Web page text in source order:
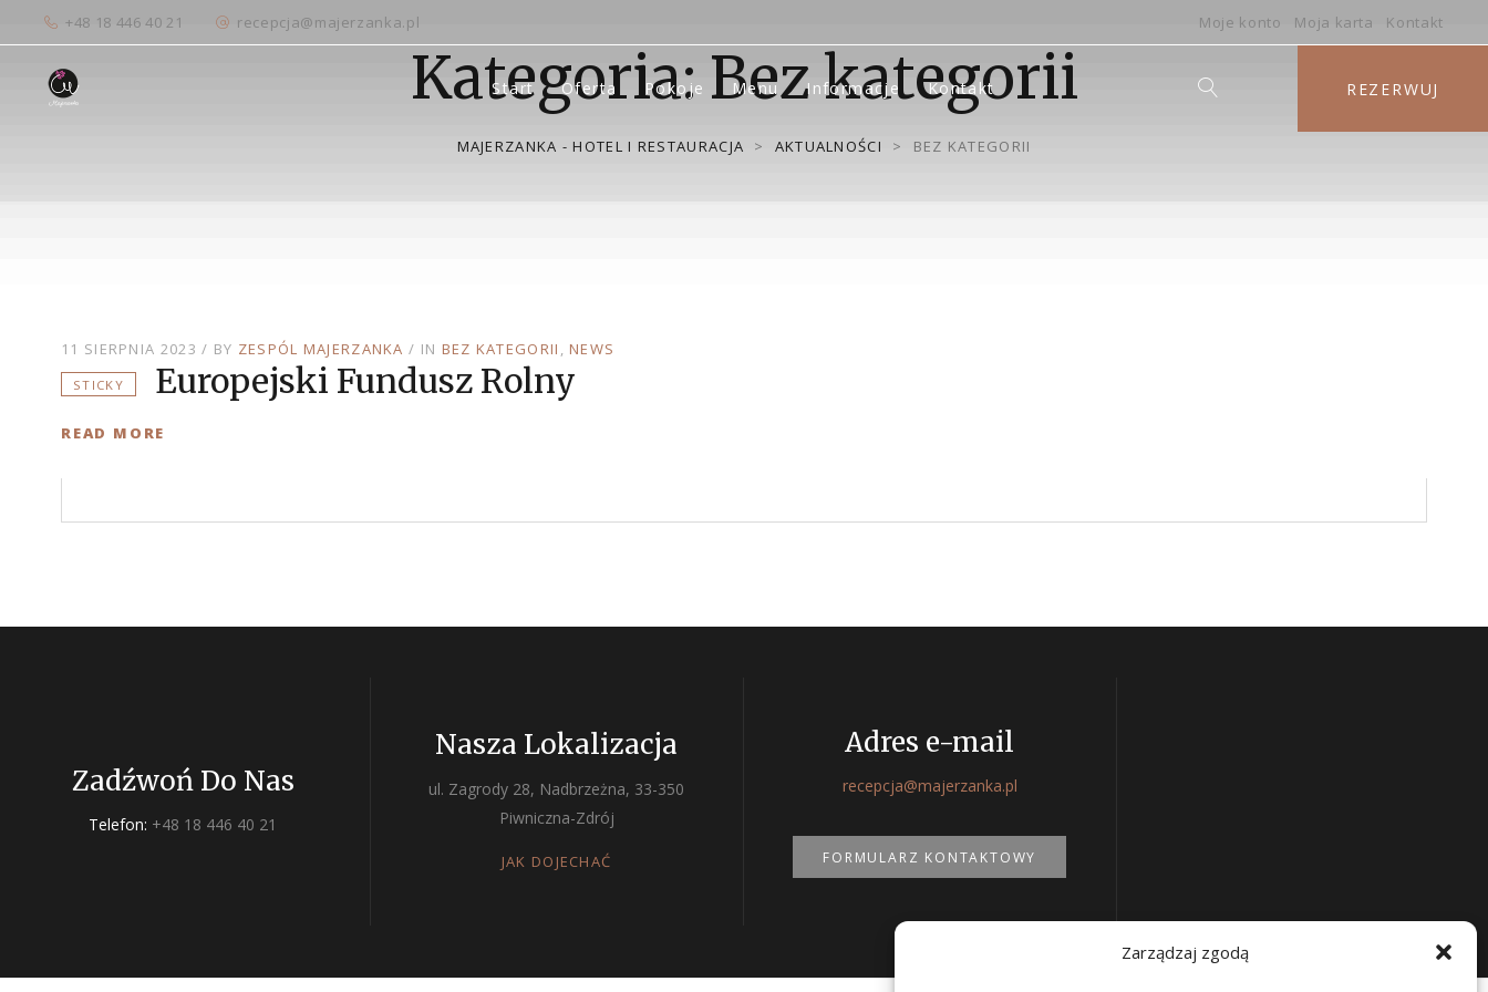
Zarządzaj zgodą
+48 18 446 40 21 recepcja@majerzanka.pl Moje konto Moja karta Kontakt
Start Oferta Pokoje Menu Informacje Kontakt REZERWUJ
Kategoria:Bez kategorii
MAJERZANKA - HOTEL I RESTAURACJA > AKTUALNOŚCI > BEZ KATEGORII
11 SIERPNIA 2023 BY ZESPÓL MAJERZANKA IN BEZ KATEGORII NEWS
STICKY Europejski Fundusz Rolny
READ MORE
Zadźwoń Do Nas
Telefon: +48 18 446 40 21
Nasza Lokalizacja
ul. Zagrody 28, Nadbrzeżna, 33-350
Piwniczna-Zdrój
JAK DOJECHAĆ
Adres e-mail
recepcja@majerzanka.pl
FORMULARZ KONTAKTOWY